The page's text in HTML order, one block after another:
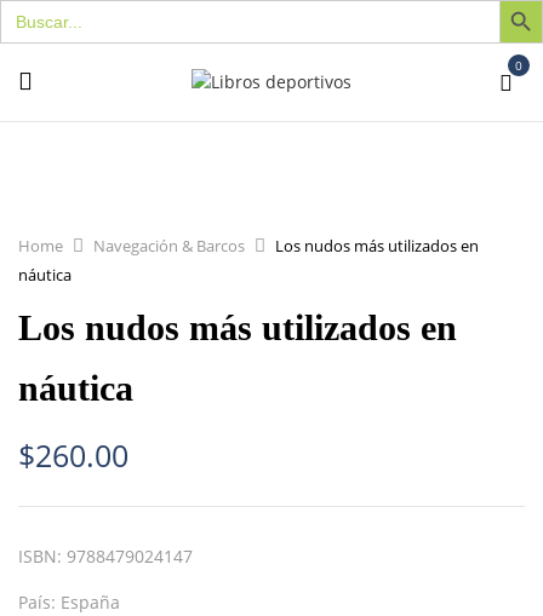
Buscar:
0
Home Navegación & Barcos
Los nudos más utilizados en
náutica
Los nudos más utilizados en
náutica
$260.00
ISBN: 9788479024147
País: España